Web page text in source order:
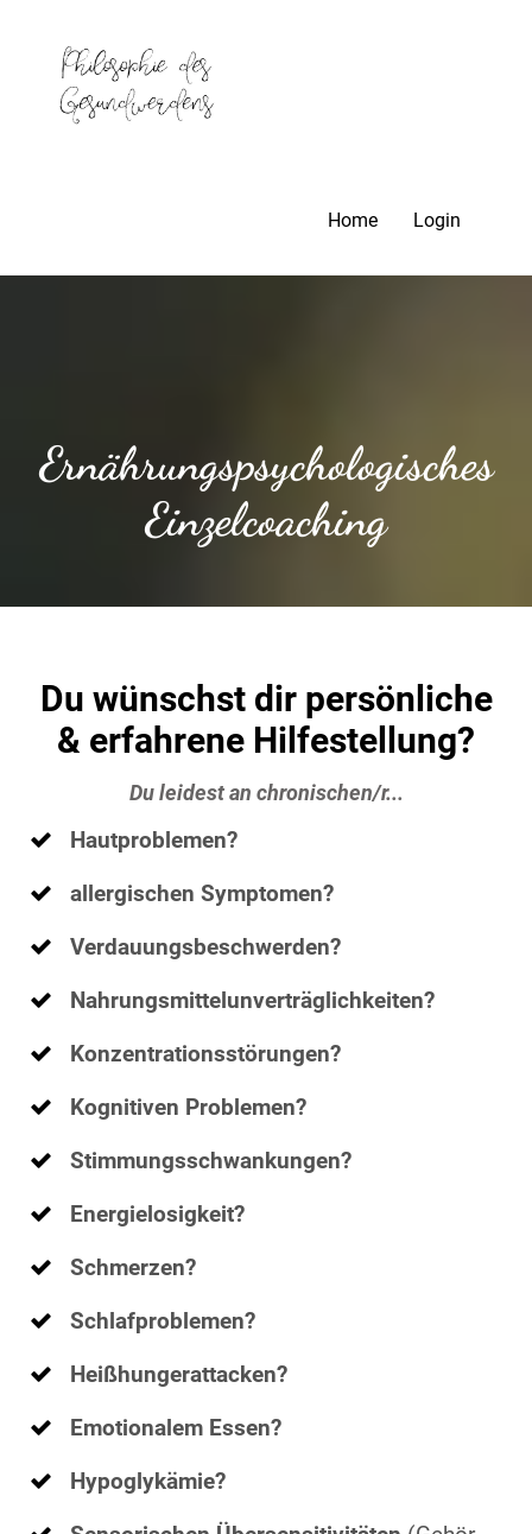
Home Login
Ernährungspsychologisches
Einzelcoaching
Du wünschst dir persönliche
& erfahrene Hilfestellung?
Du leidest an chronischen/r...
Hautproblemen?
allergischen Symptomen?
Verdauungsbeschwerden?
Nahrungsmittelunverträglichkeiten?
Konzentrationsstörungen?
Kognitiven Problemen?
Stimmungsschwankungen?
Energielosigkeit?
Schmerzen?
Schlafproblemen?
Heißhungerattacken?
Emotionalem Essen?
Hypoglykämie?